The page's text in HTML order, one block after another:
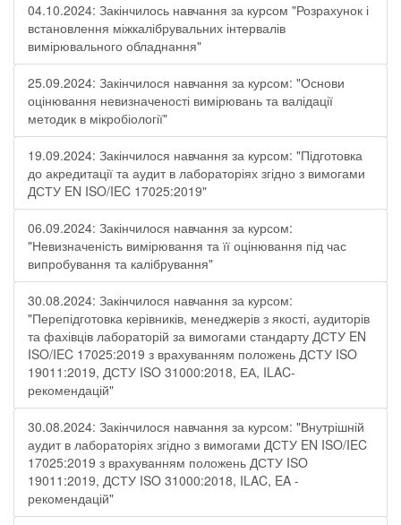
04.10.2024: Закінчилось навчання за курсом "Розрахунок і
встановлення міжкалібрувальних інтервалів
вимірювального обладнання"
25.09.2024: Закінчилося навчання за курсом: "Основи
оцінювання невизначеності вимірювань та валідації
методик в мікробіології"
19.09.2024: Закінчилося навчання за курсом: "Підготовка
до акредитації та аудит в лабораторіях згідно з вимогами
ДСТУ EN ISO/IEC 17025:2019"
06.09.2024: Закінчилося навчання за курсом:
"Невизначеність вимірювання та її оцінювання під час
випробування та калібрування"
30.08.2024: Закінчилося навчання за курсом:
"Перепідготовка керівників, менеджерів з якості, аудиторів
та фахівців лабораторій за вимогами стандарту ДСТУ EN
ISO/IEC 17025:2019 з врахуванням положень ДСТУ ISO
19011:2019, ДСТУ ISO 31000:2018, ЕА, ILAC-
рекомендацій"
30.08.2024: Закінчилося навчання за курсом: "Внутрішній
аудит в лабораторіях згідно з вимогами ДСТУ EN ISO/IEC
17025:2019 з врахуванням положень ДСТУ ISO
19011:2019, ДСТУ ISO 31000:2018, ILAC, EA -
рекомендацій"